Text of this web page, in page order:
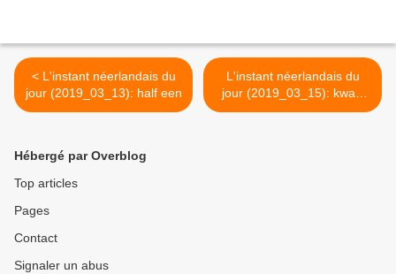
< L'instant néerlandais du
jour (2019_03_13): half een
L'instant néerlandais du
jour (2019_03_15): kwart
voor vier >
Hébergé par Overblog
Top articles
Pages
Contact
Signaler un abus